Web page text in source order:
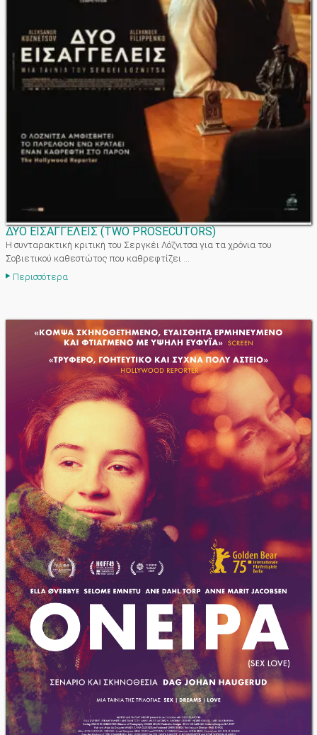
ΔΥΟ ΕΙΣΑΓΓΕΛΕΙΣ (TWO PROSECUTORS)
Η συνταρακτική κριτική του Σεργκέι Λόζνιτσα για τα χρόνια του
Σοβιετικού καθεστώτος που καθρεφτίζει ...
Περισσότερα